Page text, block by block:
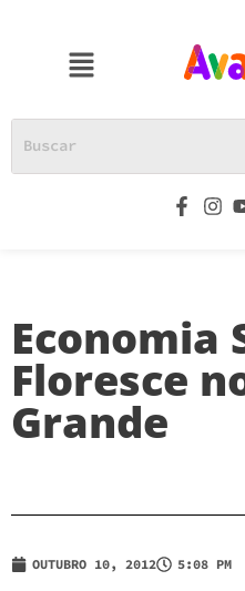
Economia
Floresce
Grande
OUTUBRO 10, 2012 5:08 PM